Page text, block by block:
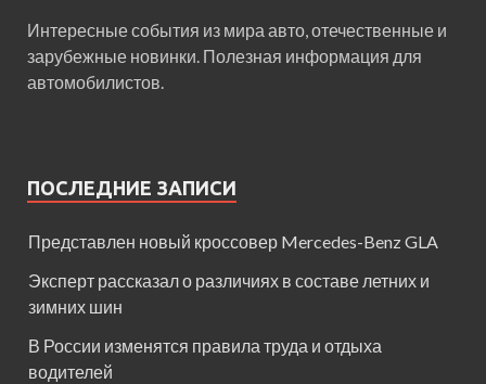
Интересные события из мира авто, отечественные и
зарубежные новинки. Полезная информация для
автомобилистов.
ПОСЛЕДНИЕ ЗАПИСИ
Представлен новый кроссовер Mercedes-Benz GLA
Эксперт рассказал о различиях в составе летних и
зимних шин
В России изменятся правила труда и отдыха
водителей